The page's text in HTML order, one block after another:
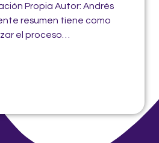
Propia Autor: Andrés
resumen tiene como
el proceso…